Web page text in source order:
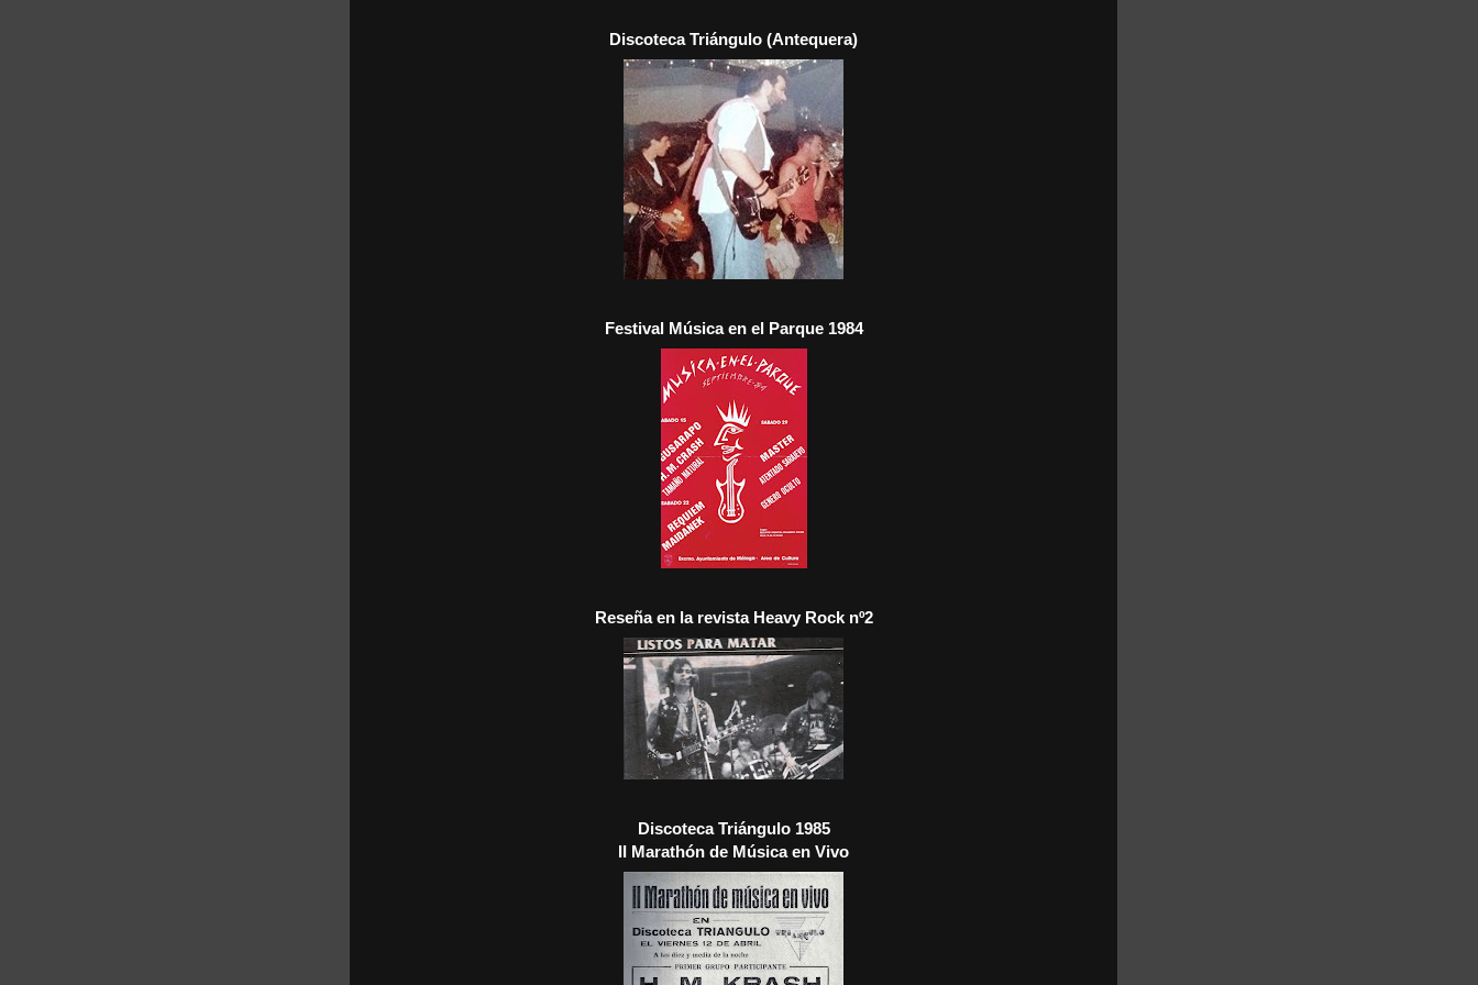
Discoteca Triángulo (Antequera)
Festival Música en el Parque 1984
Reseña en la revista Heavy Rock nº2
Discoteca Triángulo 1985
II Marathón de Música en Vivo